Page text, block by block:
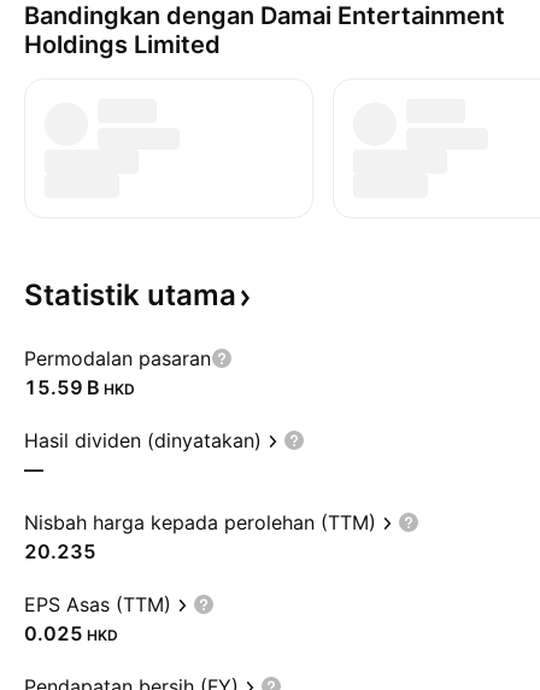
Bandingkan dengan Damai Entertainment
Holdings Limited
Statistik utama
Permodalan pasaran
‪15.59 B‬ HKD
Hasil dividen (dinyatakan)
—
Nisbah harga kepada perolehan (TTM)
20.235
EPS Asas (TTM)
0.025 HKD